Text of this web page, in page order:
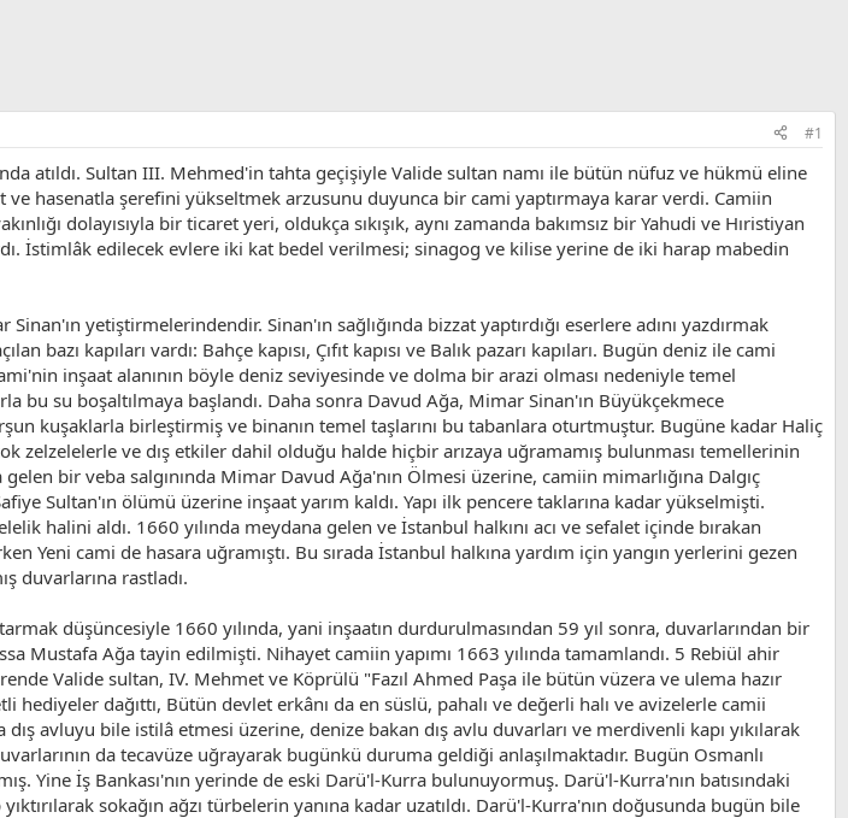
#1
atıldı. Sultan III. Mehmed'in tahta geçişiyle Valide sultan namı ile bütün nüfuz ve hükmü eline
hasenatla şerefini yükseltmek arzusunu duyunca bir cami yaptırmaya karar verdi. Camiin
dolayısıyla bir ticaret yeri, oldukça sıkışık, aynı zamanda bakımsız bir Yahudi ve Hıristiyan
İstimlâk edilecek evlere iki kat bedel verilmesi; sinagog ve kilise yerine de iki harap mabedin
yetiştirmelerindendir. Sinan'ın sağlığında bizzat yaptırdığı eserlere adını yazdırmak
kapıları vardı: Bahçe kapısı, Çıfıt kapısı ve Balık pazarı kapıları. Bugün deniz ile cami
inşaat alanının böyle deniz seviyesinde ve dolma bir arazi olması nedeniyle temel
bu su boşaltılmaya başlandı. Daha sonra Davud Ağa, Mimar Sinan'ın Büyükçekmece
kuşaklarla birleştirmiş ve binanın temel taşlarını bu tabanlara oturtmuştur. Bugüne kadar Haliç
zelzelelerle ve dış etkiler dahil olduğu halde hiçbir arızaya uğramamış bulunması temellerinin
bir veba salgınında Mimar Davud Ağa'nın Ölmesi üzerine, camiin mimarlığına Dalgıç
Sultan'ın ölümü üzerine inşaat yarım kaldı. Yapı ilk pencere taklarına kadar yükselmişti.
halini aldı. 1660 yılında meydana gelen ve İstanbul halkını acı ve sefalet içinde bırakan
Yeni cami de hasara uğramıştı. Bu sırada İstanbul halkına yardım için yangın yerlerini gezen
duvarlarına rastladı.
düşüncesiyle 1660 yılında, yani inşaatın durdurulmasından 59 yıl sonra, duvarlarından bir
Mustafa Ağa tayin edilmişti. Nihayet camiin yapımı 1663 yılında tamamlandı. 5 Rebiül ahir
Valide sultan, IV. Mehmet ve Köprülü "Fazıl Ahmed Paşa ile bütün vüzera ve ulema hazır
dağıttı, Bütün devlet erkânı da en süslü, pahalı ve değerli halı ve avizelerle camii
avluyu bile istilâ etmesi üzerine, denize bakan dış avlu duvarları ve merdivenli kapı yıkılarak
da tecavüze uğrayarak bugünkü duruma geldiği anlaşılmaktadır. Bugün Osmanlı
Yine İş Bankası'nın yerinde de eski Darü'l-Kurra bulunuyormuş. Darü'l-Kurra'nın batısındaki
sokağın ağzı türbelerin yanına kadar uzatıldı. Darü'l-Kurra'nın doğusunda bugün bile